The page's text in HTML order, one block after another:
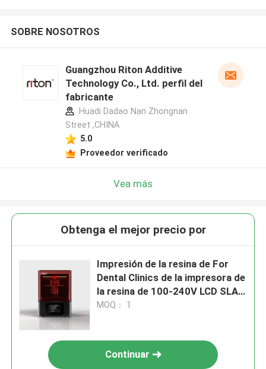
SOBRE NOSOTROS
Guangzhou Riton Additive
Technology Co., Ltd. perfil del
fabricante
Huadi Dadao Nan Zhongnan
Street ,CHINA
5.0
Proveedor verificado
Vea más
Obtenga el mejor precio por
Impresión de la resina de For
Dental Clinics de la impresora de
la resina de 100-240V LCD SLA
3D
MOQ： 1
Continuar